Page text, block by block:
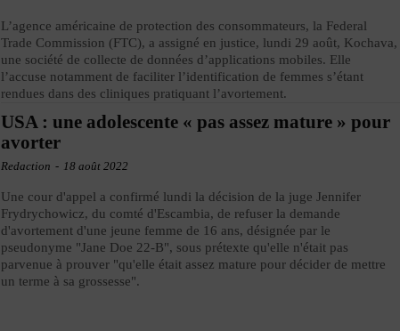
L’agence américaine de protection des consommateurs, la Federal
Trade Commission (FTC), a assigné en justice, lundi 29 août, Kochava,
une société de collecte de données d’applications mobiles. Elle
l’accuse notamment de faciliter l’identification de femmes s’étant
rendues dans des cliniques pratiquant l’avortement.
USA : une adolescente « pas assez mature » pour
avorter
Redaction - 18 août 2022
Une cour d'appel a confirmé lundi la décision de la juge Jennifer
Frydrychowicz, du comté d'Escambia, de refuser la demande
d'avortement d'une jeune femme de 16 ans, désignée par le
pseudonyme "Jane Doe 22-B", sous prétexte qu'elle n'était pas
parvenue à prouver "qu'elle était assez mature pour décider de mettre
un terme à sa grossesse".